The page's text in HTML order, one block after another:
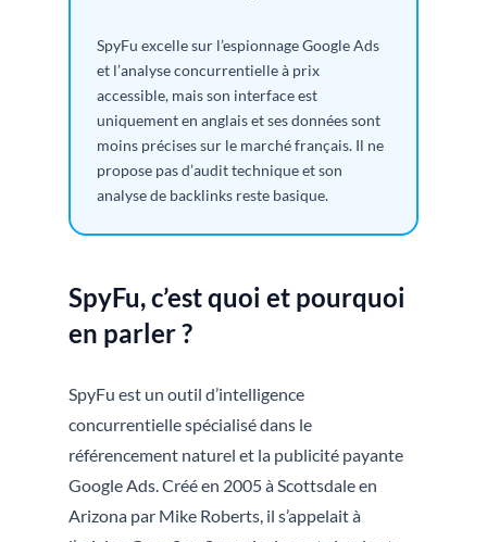
SpyFu excelle sur l’espionnage Google Ads
et l’analyse concurrentielle à prix
accessible, mais son interface est
uniquement en anglais et ses données sont
moins précises sur le marché français. Il ne
propose pas d’audit technique et son
analyse de backlinks reste basique.
SpyFu, c’est quoi et pourquoi
en parler ?
SpyFu est un outil d’intelligence
concurrentielle spécialisé dans le
référencement naturel et la publicité payante
Google Ads. Créé en 2005 à Scottsdale en
Arizona par Mike Roberts, il s’appelait à